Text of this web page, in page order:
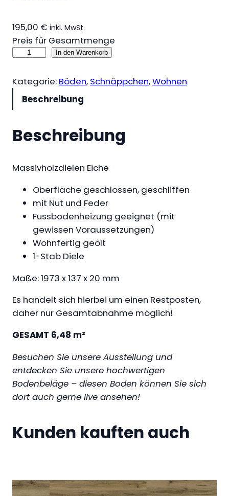
195,00 € inkl. MwSt.
Preis für Gesamtmenge
s
h
z
i
h
e
M
n
g
e
In den Warenkorb
Kategorie: Böden, Schnäppchen, Wohnen
Beschreibung
Beschreibung
Massivholzdielen Eiche
Oberfläche geschlossen, geschliffen
mit Nut und Feder
Fussbodenheizung geeignet (mit
gewissen Voraussetzungen)
Wohnfertig geölt
1-Stab Diele
Maße: 1973 x 137 x 20 mm
Es handelt sich hierbei um einen Restposten,
daher nur Gesamtabnahme möglich!
GESAMT 6,48 m²
Besuchen Sie unsere Ausstellung und
entdecken Sie unsere hochwertigen
Bodenbeläge – diesen Boden können Sie sich
dort auch gerne live ansehen!
Kunden kauften auch